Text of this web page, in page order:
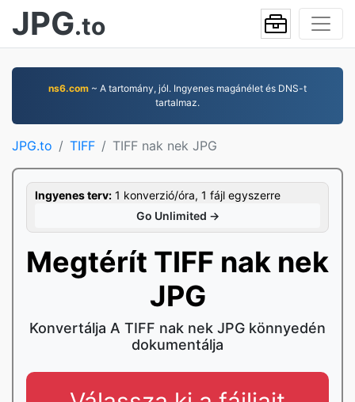
JPG.to
ns6.com ~ A tartomány, jól. Ingyenes magánélet és DNS-t
tartalmaz.
JPG.to TIFF TIFF nak nek JPG
Ingyenes terv: 1 konverzió/óra, 1 fájl egyszerre
Go Unlimited →
Megtérít TIFF nak nek
JPG
Konvertálja A TIFF nak nek JPG könnyedén
dokumentálja